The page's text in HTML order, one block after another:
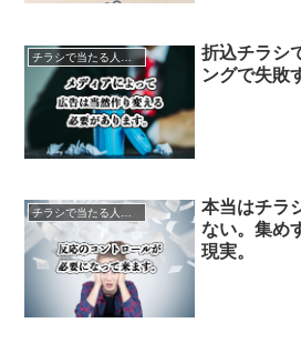
折込チラシ
ングで失敗
本当はチラ
ない。集め
現実。